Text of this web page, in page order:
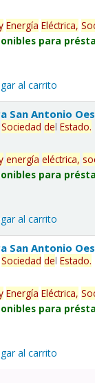
Energía Eléctrica,
para
al carrito
San Antonio
Sociedad delEstado.
energía eléctrica,
para
al carrito
San Antonio
Sociedad delEstado.
Energía Eléctrica,
para
al carrito